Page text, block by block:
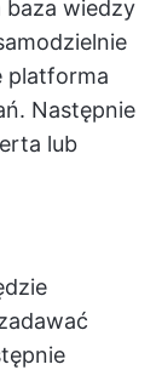
baza wiedzy
platforma
Następnie
lub